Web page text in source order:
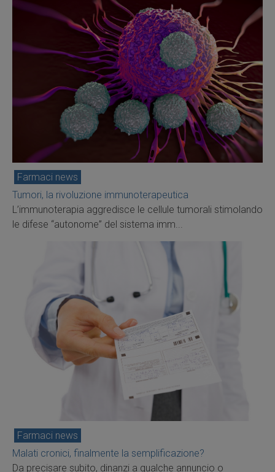
Farmaci news
Tumori, la rivoluzione immunoterapeutica
L’immunoterapia aggredisce le cellule tumorali stimolando
le difese “autonome” del sistema imm...
Farmaci news
Malati cronici, finalmente la semplificazione?
Da precisare subito, dinanzi a qualche annuncio o